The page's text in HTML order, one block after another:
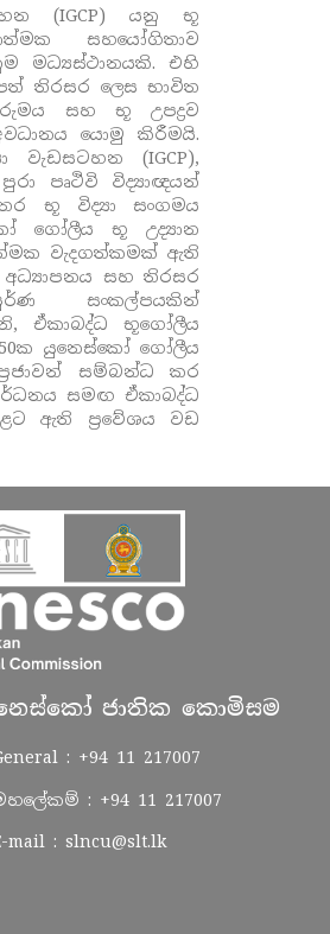
(IGCP)යනු භූ
සහයෝගිතාව
මධ්‍යස්ථානයකි.
එහි
තිරසර ලෙස භාවිත
සහ භූ උපද්‍රව
යොමු කිරීමයි.
වැඩසටහන (IGCP),
පෘථිවි විද්‍යාඥයන්
භූ විද්‍යා සංගමය
ගෝලීය භූ උද්‍යාන
වැදගත්කමක් ඇති
අධ්‍යාපනය සහ තිරසර
සංකල්පයකින්
,ඒකාබද්ධ භූගෝලීය
50ක යුනෙස්කෝ ගෝලීය
සම්බන්ධ කර
සමඟ ඒකාබද්ධ
ඇති ප්‍රවේශය වඩ
ජාතික කොමිසම
: +94 11 217007
: +94 11 217007
mail : slncu@slt.lk